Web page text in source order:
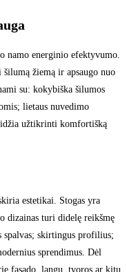
namo energinio efektyvumo.
žiemą ir apsaugo nuo
su: kokybiška šilumos
lietaus nuvedimo
užtikrinti komfortišką
estetikai. Stogas yra
dizainas turi didelę reikšmę
skirtingus profilius;
sprendimus. Dėl
fasado, langų, tvoros ar kitų